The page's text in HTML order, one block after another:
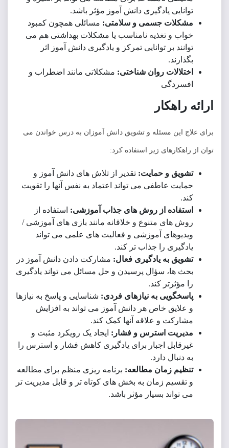
یادگیری دانش آموز مؤثر باشد.
جسمی و سلامتی:مسائلی همچون کمبود
و تغذیه نامناسب یا مشکلات بهداشتی هم می
بر توانایی تمرکز و یادگیری دانش آموز اثر
روان شناختی:مشکلاتی مانند اضطراب و
راهکار
این مسئله و تشویق دانش آموزان به درس خواندن می
زیر استفاده کرد:
و حمایت:تقدیر از تلاش های دانش آموز و
عاطفی می تواند اعتماد به نفس آنها را تقویت
از روش های جذاب آموزشی:استفاده از
های متنوع و خلاقانه مانند بازی های آموزشی /
آموزشی و فعالیت های علمی می تواند
را جذاب تر کند.
به یادگیری فعال:مشارکت دادن دانش آموز در
ها، سؤال پرسیدن و حل مسائل می تواند یادگیری
مؤثرتر کند.
به نیازهای فردی:شناسایی و پاسخ به نیازها
علایق خاص هر دانش آموز می تواند به افزایش
و علاقه آنها کمک کند.
استرس و فشار:ایجاد یک رویکرد مثبت و
اجبار برای یادگیری کاهش فشار و استرس را
دنبال دارد.
زمان مطالعه:برنامه ریزی منظم برای مطالعه
تقسیم زمان به بخش های کوتاه تر و قابل مدیریت تر
تواند بسیار مؤثر باشد.